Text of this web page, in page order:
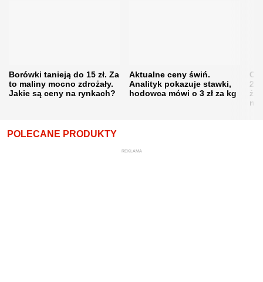
Borówki tanieją do 15 zł. Za
to maliny mocno zdrożały.
Jakie są ceny na rynkach?
Aktualne ceny świń.
Analityk pokazuje stawki,
hodowca mówi o 3 zł za kg
POLECANE PRODUKTY
REKLAMA